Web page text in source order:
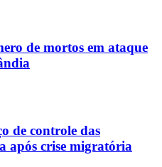
de mortos em ataque
de controle das
após crise migratória